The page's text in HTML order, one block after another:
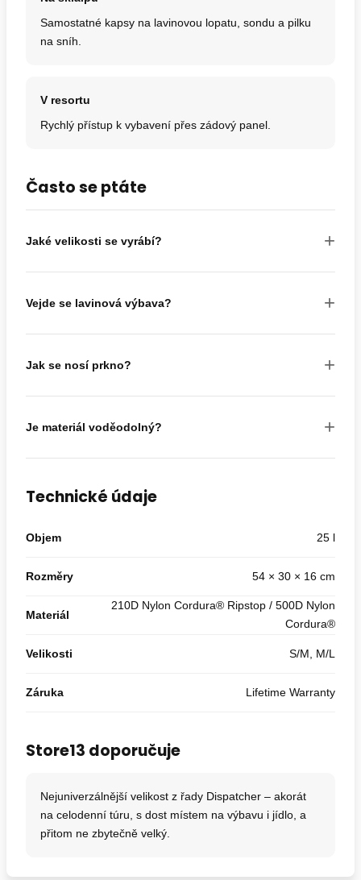
Samostatné kapsy na lavinovou lopatu, sondu a pilku
na sníh.
V resortu
Rychlý přístup k vybavení přes zádový panel.
Často se ptáte
Jaké velikosti se vyrábí? +
Vejde se lavinová výbava? +
Jak se nosí prkno? +
Je materiál voděodolný? +
Technické údaje
Objem 25 l
Rozměry 54 × 30 × 16 cm
Materiál
210D Nylon Cordura® Ripstop / 500D Nylon
Cordura®
Velikosti S/M, M/L
Záruka Lifetime Warranty
Store13 doporučuje
Nejuniverzálnější velikost z řady Dispatcher – akorát
na celodenní túru, s dost místem na výbavu i jídlo, a
přitom ne zbytečně velký.